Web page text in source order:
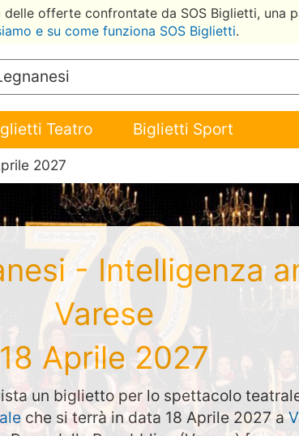
offerte confrontate da SOS Biglietti, una
e su come funziona SOS Biglietti.
Teatro Biglietti Sport
2027
- Intelligenza
Varese
18 Aprile 2027
un biglietto per lo spettacolo
che si terrà in data 18 Aprile 2027 a